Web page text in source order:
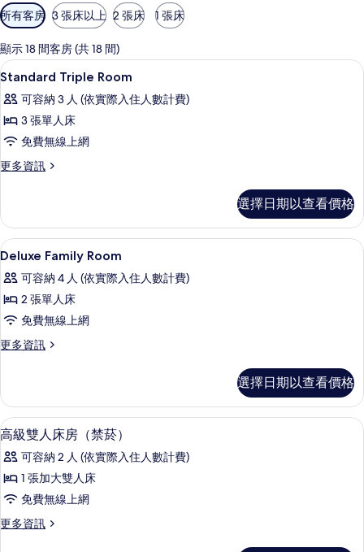
可
用
的
客
房
篩
選
條
所有客房 3 張床以上 2 張床 1 張床
顯示 18 間客房 (共 18 間)
顯
示
Standard
Triple
Room
的
相
片
客房內保險箱、遮光布/窗簾、熨斗/
1
Standard Triple Room
可容納 3 人 (依實際入住人數計費)
3 張單人床
免費無線上網
更多資訊
更
Room
的
詳
選擇日期以查看價格
顯
示
Deluxe
Family
Room
的
相
片
客房內保險箱、遮光布/窗簾、熨斗/
1
Deluxe Family Room
可容納 4 人 (依實際入住人數計費)
2 張單人床
免費無線上網
更多資訊
更
Room
的
詳
選擇日期以查看價格
顯
示
高
級
雙
人
客房內保險箱、遮光布/窗簾、熨斗/
6
高級雙人床房（禁菸）
可容納 2 人 (依實際入住人數計費)
1 張加大雙人床
免費無線上網
更多資訊
更